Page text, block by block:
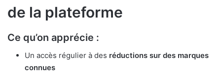
de la plateforme
Ce qu’on apprécie :
Un accès régulier à des réductions sur des marques
connues